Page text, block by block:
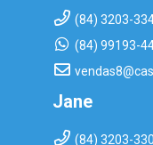
(84) 3203-
(84) 99193-
Jane
(84) 3203-